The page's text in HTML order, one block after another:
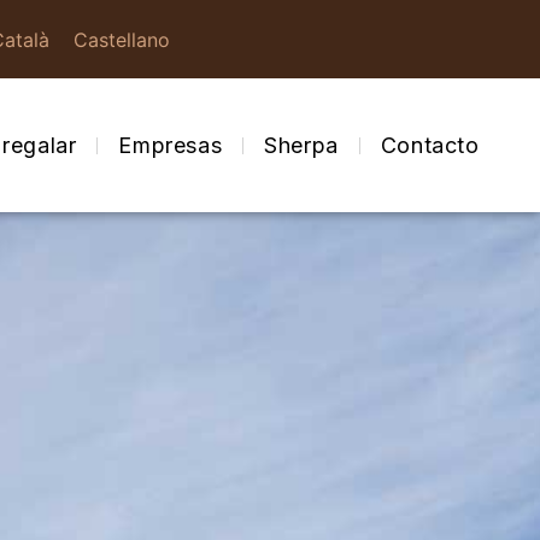
Castellano
Empresas Sherpa Contacto